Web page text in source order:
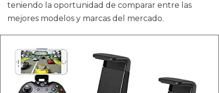
teniendo la oportunidad de comparar entre las
mejores modelos y marcas del mercado.